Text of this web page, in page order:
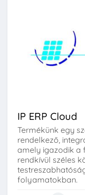
IP ERP Cloud
Termékünk egy
rendelkező,
amely igazodik a
rendkívül széles
folyamatokban.